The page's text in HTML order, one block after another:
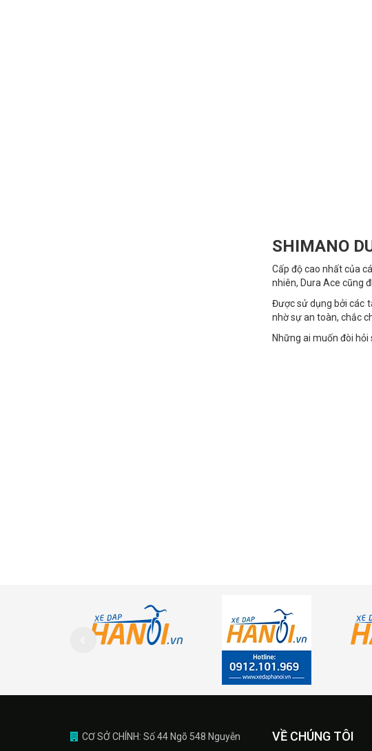
SHIMANO
Cấp độ cao nhất của
nhiên, Dura Ace cũng
Được sử dụng bởi các
nhờ sự an toàn, chắc
Những ai muốn đòi hỏi
CƠ SỞ CHÍNH: Số 44 Ngõ 548 Nguyễn VỀ CHÚNG TÔI